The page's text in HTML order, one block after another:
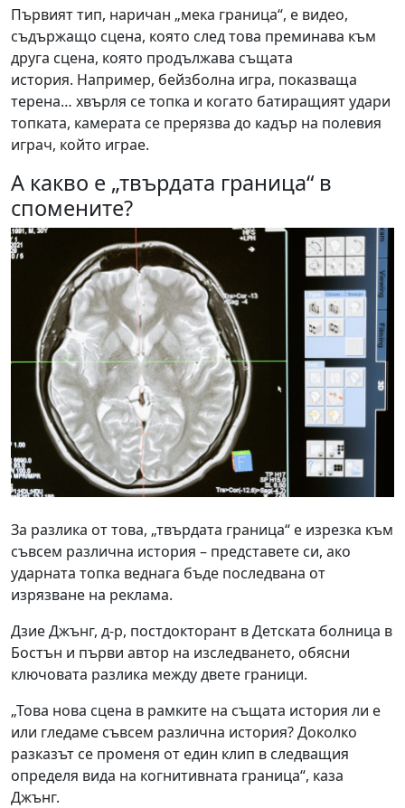
Първият тип, наричан „мека граница“, е видео,
съдържащо сцена, която след това преминава към
друга сцена, която продължава същата
история. Например, бейзболна игра, показваща
терена… хвърля се топка и когато батиращият удари
топката, камерата се прерязва до кадър на полевия
играч, който играе.
А какво е „твърдата граница“ в
спомените?
За разлика от това, „твърдата граница“ е изрезка към
съвсем различна история – представете си, ако
ударната топка веднага бъде последвана от
изрязване на реклама.
Дзие Джънг, д-р, постдокторант в Детската болница в
Бостън и първи автор на изследването, обясни
ключовата разлика между двете граници.
„Това нова сцена в рамките на същата история ли е
или гледаме съвсем различна история? Доколко
разказът се променя от един клип в следващия
определя вида на когнитивната граница“, каза
Джънг.